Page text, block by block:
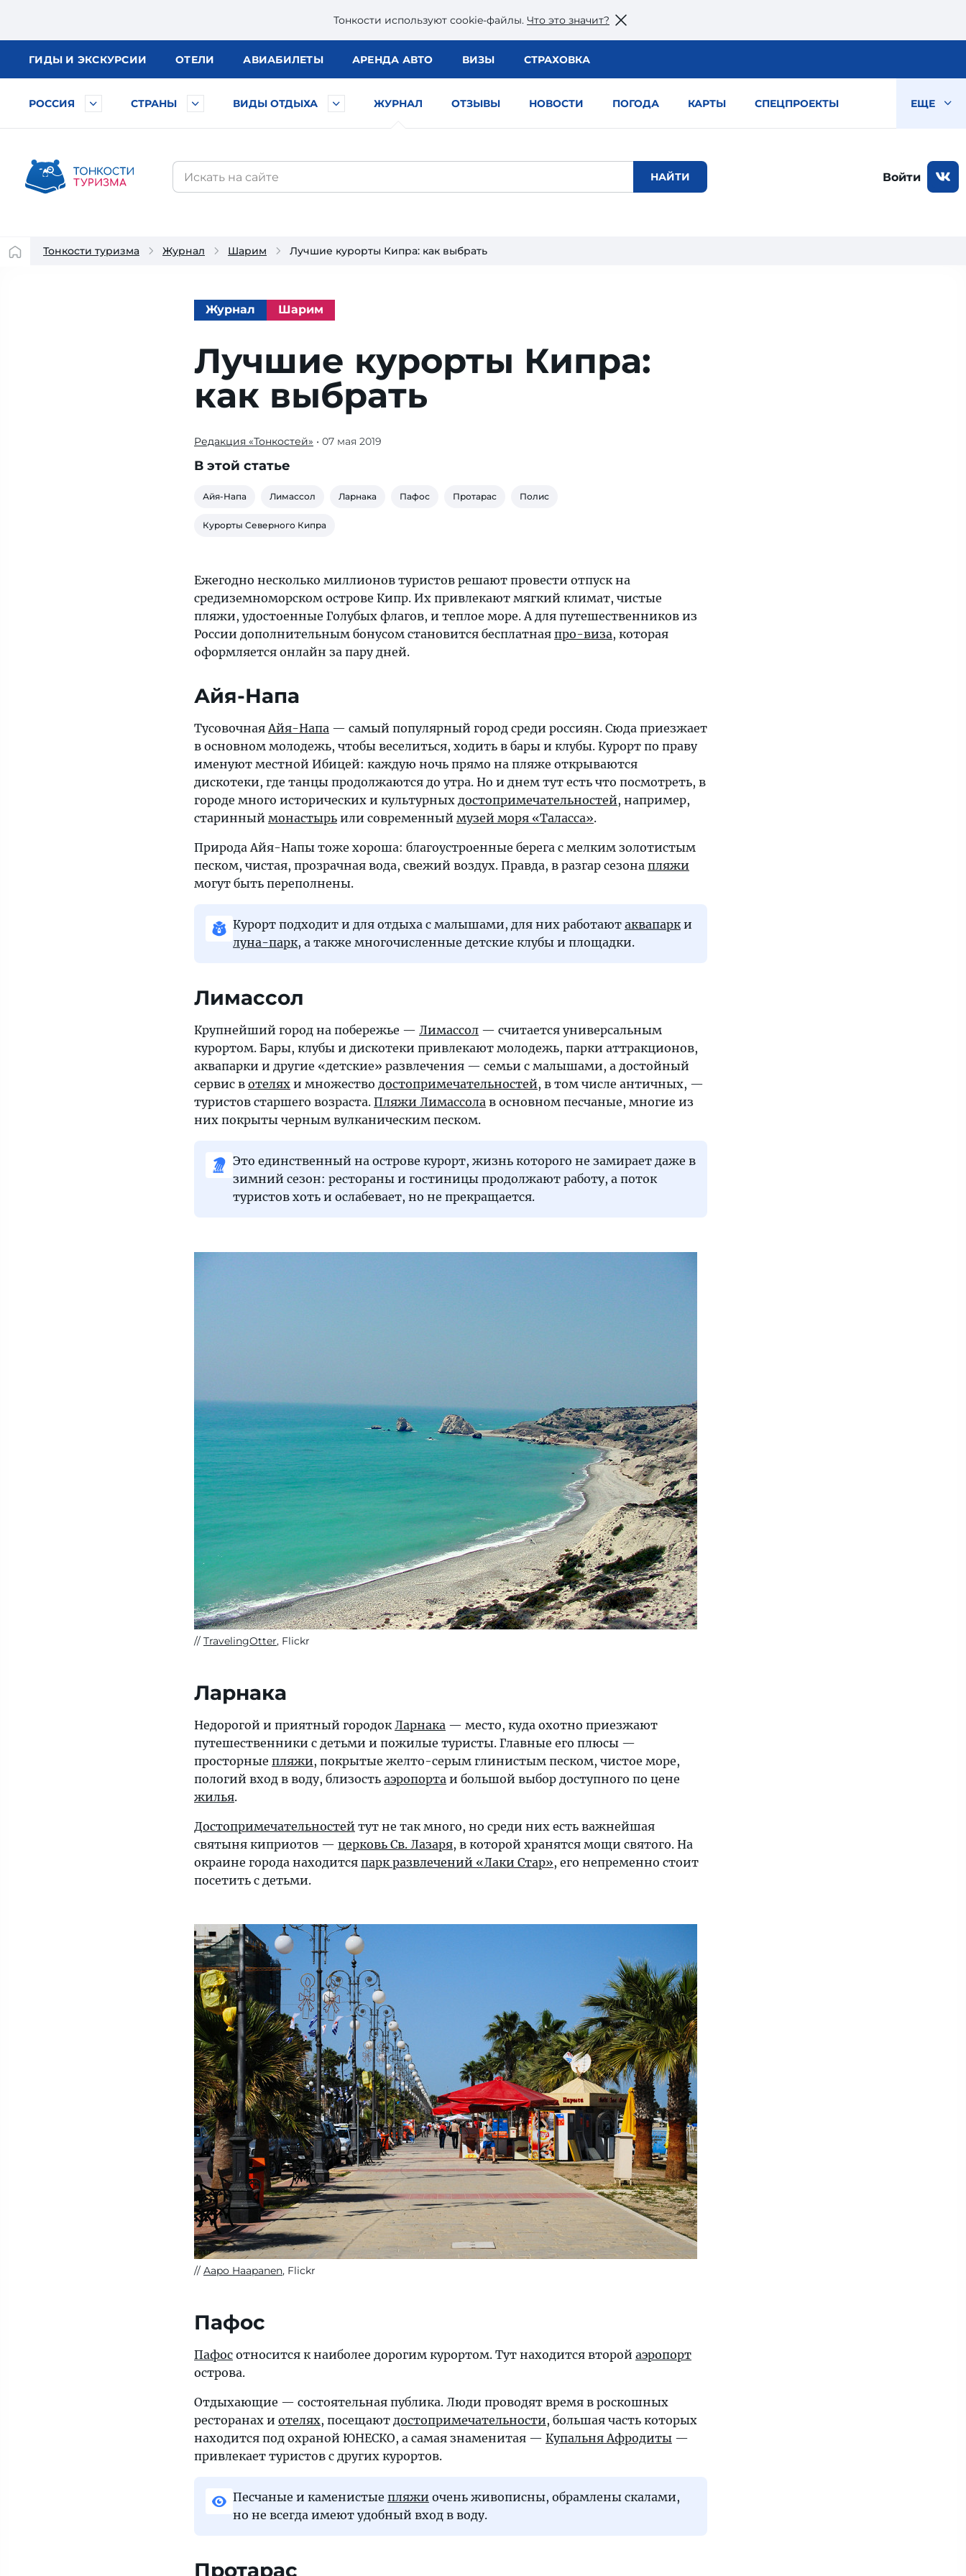
Тонкости используют сookie-файлы. Что это значит?
ГИДЫ И ЭКСКУРСИИ ОТЕЛИ АВИАБИЛЕТЫ АРЕНДА АВТО ВИЗЫ СТРАХОВКА
РОССИЯ СТРАНЫ ВИДЫ ОТДЫХА ЖУРНАЛ ОТЗЫВЫ НОВОСТИ ПОГОДА КАРТЫ СПЕЦПРОЕКТЫ ЕЩЕ
Войти
Тонкости туризма Журнал Шарим Лучшие курорты Кипра: как выбрать
Журнал Шарим
Лучшие курорты Кипра:
как выбрать
Ежегодно
несколько
туристов
провести
средиземноморском
острове
Кипр.
Их
привлекают
климат,
пляжи,
удостоенные
Голубых
флагов,
и
теплое
Редакция «Тонкостей» • 07 мая 2019
В этой статье
Айя-Напа Лимассол Ларнака Пафос Протарас Полис
Курорты Северного Кипра
Ежегодно несколько миллионов туристов решают провести отпуск на
средиземноморском острове Кипр. Их привлекают мягкий климат, чистые
пляжи, удостоенные Голубых флагов, и теплое море. А для путешественников из
России дополнительным бонусом становится бесплатная про-виза, которая
оформляется онлайн за пару дней.
Айя-Напа
ТусовочнаяАйя-Напа — самый популярный город среди россиян. Сюда приезжает
в основном молодежь, чтобы веселиться, ходить в бары и клубы. Курорт по праву
именуют местной Ибицей: каждую ночь прямо на пляже открываются
дискотеки, где танцы продолжаются до утра. Но и днем тут есть что посмотреть, в
городе много исторических и культурных достопримечательностей, например,
старинный монастырь или современный музей моря «Таласса».
Природа Айя-Напы тоже хороша: благоустроенные берега с мелким золотистым
песком, чистая, прозрачная вода, свежий воздух. Правда, в разгар сезона пляжи
могут быть переполнены.
Курорт подходит и для отдыха с малышами, для них работают аквапарки
луна-парк, а также многочисленные детские клубы и площадки.
Лимассол
Крупнейший город на побережье — Лимассол — считается универсальным
курортом. Бары, клубы и дискотеки привлекают молодежь, парки аттракционов,
аквапарки и другие «детские» развлечения — семьи с малышами, а достойный
сервис в отелях и множество достопримечательностей, в том числе античных, —
туристов старшего возраста. Пляжи Лимассола в основном песчаные, многие из
них покрыты черным вулканическим песком.
Это единственный на острове курорт, жизнь которого не замирает даже в
зимний сезон: рестораны и гостиницы продолжают работу, а поток
туристов хоть и ослабевает, но не прекращается.
TravelingOtter, Flickr
Ларнака
Недорогой и приятный городокЛарнака — место, куда охотно приезжают
путешественники с детьми и пожилые туристы. Главные его плюсы —
просторные пляжи, покрытые желто-серым глинистым песком, чистое море,
пологий вход в воду, близость аэропорта и большой выбор доступного по цене
жилья.
Достопримечательностей тут не так много, но среди них есть важнейшая
святыня киприотов — церковь Св. Лазаря, в которой хранятся мощи святого. На
окраине города находится парк развлечений «Лаки Стар», его непременно стоит
посетить с детьми.
Aapo Haapanen, Flickr
Пафос
Пафос относится к наиболее дорогим курортом. Тут находится второй аэропорт
острова.
Отдыхающие — состоятельная публика. Люди проводят время в роскошных
ресторанах и отелях, посещают достопримечательности, большая часть которых
находится под охраной ЮНЕСКО, а самая знаменитая — Купальня Афродиты —
привлекает туристов с других курортов.
Песчаные и каменистые пляжи очень живописны, обрамлены скалами,
но не всегда имеют удобный вход в воду.
Протарас